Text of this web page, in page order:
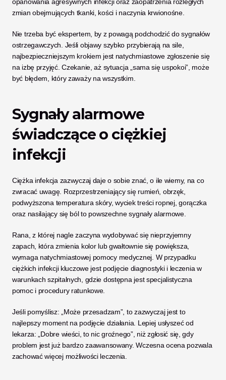
zmian obejmujących tkanki, kości i naczynia krwionośne.
Nie trzeba być ekspertem, by z powagą podchodzić do sygnałów
ostrzegawczych. Jeśli objawy szybko przybierają na sile,
najbezpieczniejszym krokiem jest natychmiastowe zgłoszenie się
na izbę przyjęć. Czekanie, aż sytuacja „sama się uspokoi”, może
być błędem, który zaważy na wszystkim.
Sygnały alarmowe
świadczące o ciężkiej
infekcji
Ciężka infekcja zazwyczaj daje o sobie znać, o ile wiemy, na co
zwracać uwagę. Rozprzestrzeniający się rumień, obrzęk,
podwyższona temperatura skóry, wyciek treści ropnej, gorączka
oraz nasilający się ból to powszechne sygnały alarmowe.
Rana, z której nagle zaczyna wydobywać się nieprzyjemny
zapach, która zmienia kolor lub gwałtownie się powiększa,
wymaga natychmiastowej pomocy medycznej. W przypadku
ciężkich infekcji kluczowe jest podjęcie diagnostyki i leczenia w
warunkach szpitalnych, gdzie dostępna jest specjalistyczna
pomoc i procedury ratunkowe.
Jeśli pomyślisz: „Może przesadzam”, to zazwyczaj jest to
najlepszy moment na podjęcie działania. Lepiej usłyszeć od
lekarza: „Dobre wieści, to nic groźnego”, niż zgłosić się, gdy
problem jest już bardzo zaawansowany. Wczesna ocena pozwala
zachować więcej możliwości leczenia.